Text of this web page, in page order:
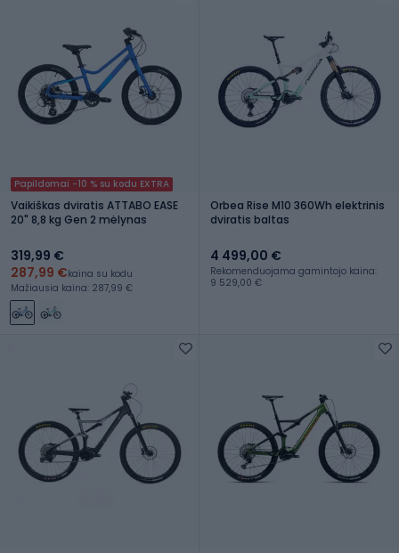
Papildomai -10 % su kodu EXTRA
Vaikiškas dviratis ATTABO EASE
20" 8,8 kg Gen 2 mėlynas
319,99 €
287,99 €kaina su kodu
Mažiausia kaina: 287,99 €
Orbea Rise M10 360Wh elektrinis
dviratis baltas
4 499,00 €
Rekomenduojama gamintojo kaina:
9 529,00 €